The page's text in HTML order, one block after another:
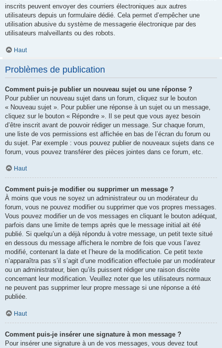
inscrits peuvent envoyer des courriers électroniques aux autres
utilisateurs depuis un formulaire dédié. Cela permet d’empêcher une
utilisation abusive du système de messagerie électronique par des
utilisateurs malveillants ou des robots.
Haut
Problèmes de publication
Comment puis-je publier un nouveau sujet ou une réponse ?
Pour publier un nouveau sujet dans un forum, cliquez sur le bouton
« Nouveau sujet ». Pour publier une réponse à un sujet ou un message,
cliquez sur le bouton « Répondre ». Il se peut que vous ayez besoin
d’être inscrit avant de pouvoir rédiger un message. Sur chaque forum,
une liste de vos permissions est affichée en bas de l’écran du forum ou
du sujet. Par exemple : vous pouvez publier de nouveaux sujets dans ce
forum, vous pouvez transférer des pièces jointes dans ce forum, etc.
Haut
Comment puis-je modifier ou supprimer un message ?
À moins que vous ne soyez un administrateur ou un modérateur du
forum, vous ne pouvez modifier ou supprimer que vos propres messages.
Vous pouvez modifier un de vos messages en cliquant le bouton adéquat,
parfois dans une limite de temps après que le message initial ait été
publié. Si quelqu’un a déjà répondu à votre message, un petit texte situé
en dessous du message affichera le nombre de fois que vous l’avez
modifié, contenant la date et l’heure de la modification. Ce petit texte
n’apparaîtra pas s’il s’agit d’une modification effectuée par un modérateur
ou un administrateur, bien qu’ils puissent rédiger une raison discrète
concernant leur modification. Veuillez noter que les utilisateurs normaux
ne peuvent pas supprimer leur propre message si une réponse a été
publiée.
Haut
Comment puis-je insérer une signature à mon message ?
Pour insérer une signature à un de vos messages, vous devez tout